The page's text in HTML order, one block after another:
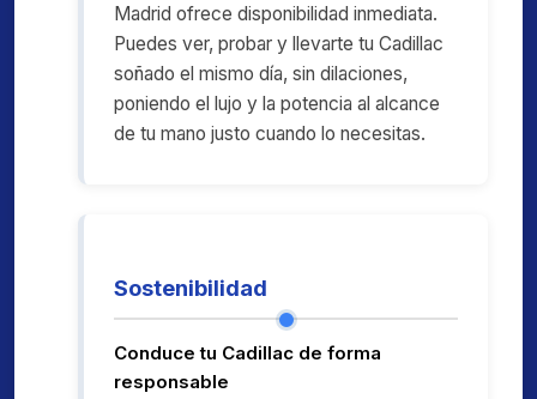
Madrid ofrece disponibilidad inmediata.
Puedes ver, probar y llevarte tu Cadillac
soñado el mismo día, sin dilaciones,
poniendo el lujo y la potencia al alcance
de tu mano justo cuando lo necesitas.
Sostenibilidad
Conduce tu Cadillac de forma
responsable